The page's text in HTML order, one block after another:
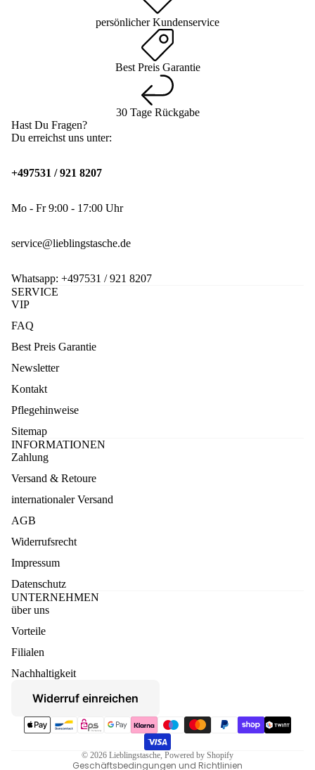
persönlicher Kundenservice
Best Preis Garantie
30 Tage Rückgabe
Hast Du Fragen?
Du erreichst uns unter:
+497531 / 921 8207
Mo - Fr 9:00 - 17:00 Uhr
service@lieblingstasche.de
Whatsapp: +497531 / 921 8207
SERVICE
VIP
FAQ
Best Preis Garantie
Newsletter
Kontakt
Pflegehinweise
Sitemap
INFORMATIONEN
Zahlung
Versand & Retoure
internationaler Versand
AGB
Widerrufsrecht
Impressum
Datenschutz
UNTERNEHMEN
über uns
Vorteile
Filialen
Nachhaltigkeit
Widerruf einreichen
Zahlungsmethoden
© 2026 Lieblingstasche, Powered by Shopify
Geschäftsbedingungen und Richtlinien
Kontaktinformationen